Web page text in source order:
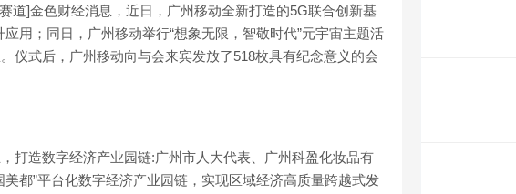
道]金色财经消息，近日，广州移动全新打造的5G联合创新基
用；同日，广州移动举行“想象无限，智敬时代”元宇宙主题活
仪式后，广州移动向与会来宾发放了518枚具有纪念意义的会
打造数字经济产业园链:广州市人大代表、广州科盈化妆品有
都”平台化数字经济产业园链，实现区域经济高质量跨越式发